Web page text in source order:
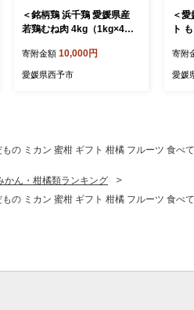
＜銘柄鶏 浜千鶏 愛媛県産
若鶏むね肉 4kg（1kg×4）
ン むね肉 ムネ はまちどり
精肉 にく ブロック 料理 ア
寄附金額 10,000円
愛媛県西予市
＜
ト
ザ
り
寄附
愛媛
の ミカン 蜜柑 ギフト 柑橘 フルーツ 食べ
かん・柑橘類ランキング
の ミカン 蜜柑 ギフト 柑橘 フルーツ 食べ